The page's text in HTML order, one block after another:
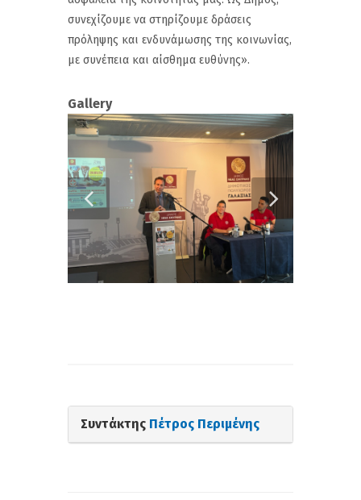
συνεχίζουμε να στηρίζουμε δράσεις
πρόληψης και ενδυνάμωσης της κοινωνίας,
με συνέπεια και αίσθημα ευθύνης».
Gallery
Συντάκτης Πέτρος Περιμένης